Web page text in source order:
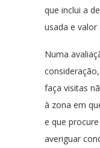
que inclui a
usada e
Numa
faça visitas
à zona em
e que
averiguar